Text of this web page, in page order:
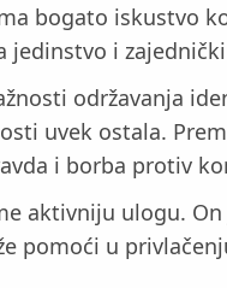
bogato iskustvo
i
održavanja
uvek ostala.
i borba protiv
aktivniju ulogu.
pomoći u